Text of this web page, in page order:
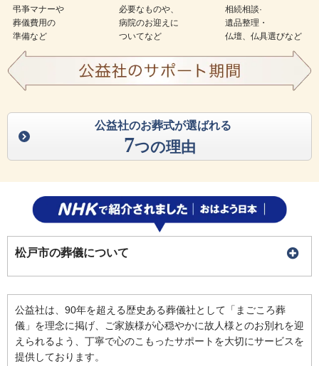
弔亊マナーや
葬儀費用の
準備など
必要なものや、
病院のお迎えに
ついてなど
相続相談·
遺品整理・
仏壇、仏具選びなど
公益社のお葬式が選ばれる
7つの理由
松戸市の葬儀について
公益社は、90年を超える歴史ある葬儀社として「まごころ葬
儀」を理念に掲げ、ご家族様が心穏やかに故人様とのお別れを迎
えられるよう、丁寧で心のこもったサポートを大切にサービスを
提供しております。